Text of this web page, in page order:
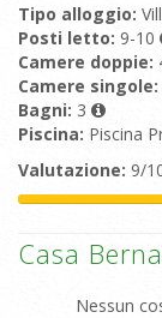
Tipo alloggio:
Posti letto: 9-10
Camere doppie:
Camere singole:
Bagni: 3
Piscina: Piscina
Valutazione: 9/
Casa
Nessun